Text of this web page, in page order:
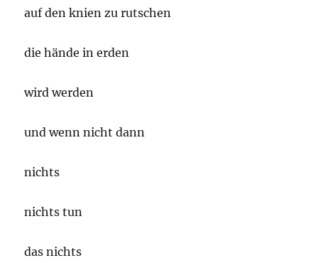
auf den knien zu rutschen
die hände in erden
wird werden
und wenn nicht dann
nichts
nichts tun
das nichts